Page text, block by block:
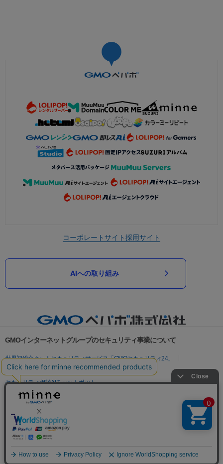
コーポレートサイト採用サイト
AIへの取り組み
GMOインターネットグループのセキュリティ事業について
世界初総合ネットセキュリティサービス「GMOセキュリティ24」
パスワード漏洩診断
Webサイトリスク診断
セキュリティ相談AIチャットボット
実在証明・盗聴対策
サイバー攻撃対策（GMO Flatt Security）
セキュリティ事業の軌跡